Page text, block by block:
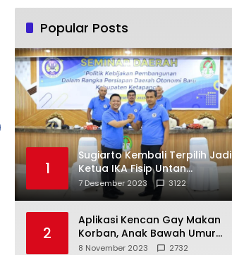
Popular Posts
1
Sugiarto Kembali Terpilih Jadi
Ketua IKA Fisip Untan
Ketapang
7 Desember 2023 3122
2
Aplikasi Kencan Gay Makan
Korban, Anak Bawah Umur
Jadi Korban Persetubuhan
8 November 2023 2732